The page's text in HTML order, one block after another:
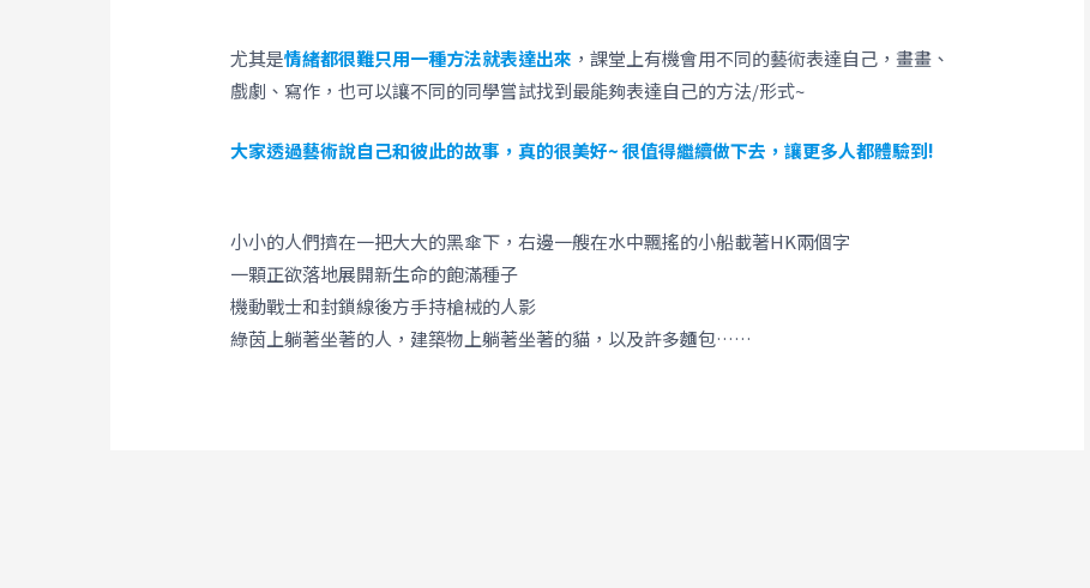
尤其是情緒都很難只用一種方法就表達出來 ，課堂上有機會用不同的藝術表達自己，畫畫、
戲劇、寫作，也可以讓不同的同學嘗試找到最能夠表達自己的方法/形式~
大家透過藝術說自己和彼此的故事，真的很美好~ 很值得繼續做下去，讓更多人都體驗到!
小小的人們擠在一把大大的黑傘下，右邊一艘在水中飄搖的小船載著HK兩個字
一顆正欲落地展開新生命的飽滿種子
機動戰士和封鎖線後方手持槍械的人影
綠茵上躺著坐著的人，建築物上躺著坐著的貓，以及許多麵包……